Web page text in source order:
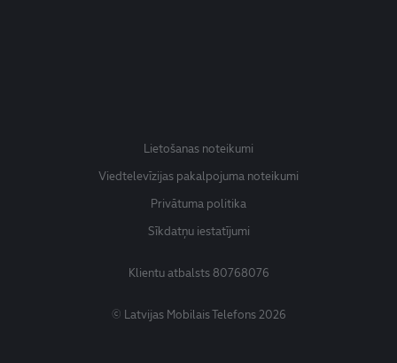
Lietošanas noteikumi
Viedtelevīzijas pakalpojuma noteikumi
Privātuma politika
Sīkdatņu iestatījumi
Klientu atbalsts80768076
© Latvijas Mobilais Telefons 2026